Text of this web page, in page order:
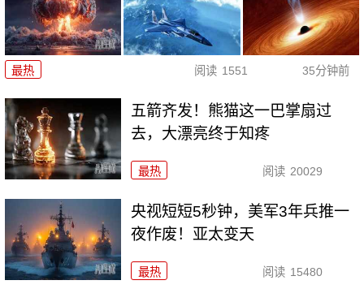
最热 阅读 1551 35分钟前
五箭齐发！熊猫这一巴掌扇过
去，大漂亮终于知疼
最热 阅读 20029
央视短短5秒钟，美军3年兵推一
夜作废！亚太变天
最热 阅读 15480